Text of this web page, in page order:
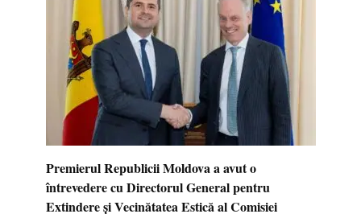
Premierul Republicii Moldova a avut o
întrevedere cu Directorul General pentru
Extindere și Vecinătatea Estică al Comisiei